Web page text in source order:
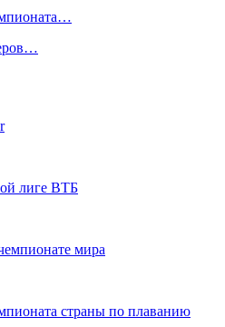
лиге ВТБ
мира
страны по плаванию